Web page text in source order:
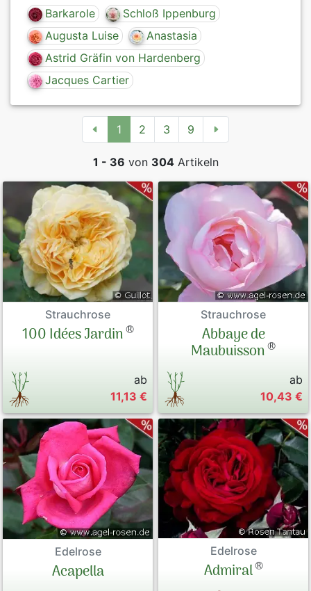
Barkarole
Schloß Ippenburg
Augusta Luise
Anastasia
Astrid Gräfin von Hardenberg
Jacques Cartier
1 2 3 9
1 - 36 von 304Artikeln
Strauchrose
100 Idées Jardin®
ab
11,13 €
Strauchrose
Abbaye de
Maubuisson®
ab
10,43 €
Edelrose
Acapella
Edelrose
Admiral®